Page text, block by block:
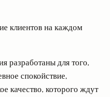
клиентов на каждом
разработаны для того,
спокойствие,
качество, которого ждут